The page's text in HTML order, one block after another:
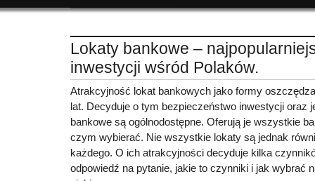
Lokaty bankowe –
inwestycji wśród Polaków.
Atrakcyjność lokat bankowych jako formy
lat. Decyduje o tym bezpieczeństwo inwestycji oraz
bankowe są ogólnodostępne. Oferują je wszystkie
czym wybierać. Nie wszystkie lokaty są jednak
każdego. O ich atrakcyjności decyduje kilka
odpowiedź na pytanie, jakie to czynniki i jak wybrać